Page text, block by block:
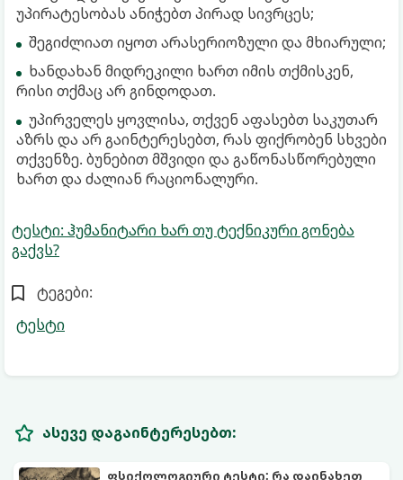
უპირატესობას ანიჭებთ პირად სივრცეს;
შეგიძლიათ იყოთ არასერიოზული და მხიარული;
ხანდახან მიდრეკილი ხართ იმის თქმისკენ,
რისი თქმაც არ გინდოდათ.
უპირველეს ყოვლისა, თქვენ აფასებთ საკუთარ
აზრს და არ გაინტერესებთ, რას ფიქრობენ სხვები
თქვენზე. ბუნებით მშვიდი და გაწონასწორებული
ხართ და ძალიან რაციონალური.
ტესტი: ჰუმანიტარი ხარ თუ ტექნიკური გონება
გაქვს?
ტეგები:
ტესტი
ასევე დაგაინტერესებთ:
ფსიქოლოგიური ტესტი: რა დაინახეთ